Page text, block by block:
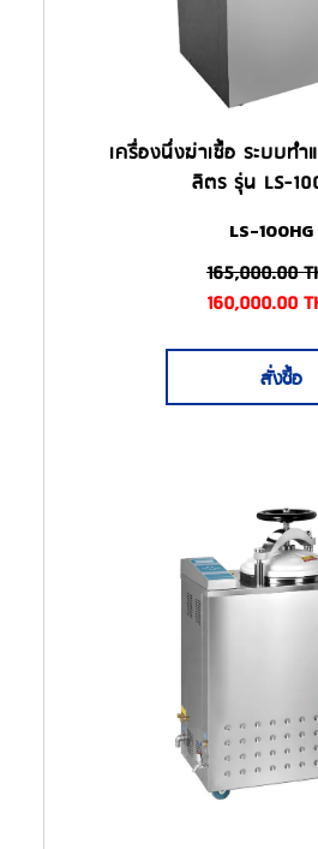
เครื่องนึ่งฆ่าเชื้อ ระบบท
ลิตร รุ่น LS-
LS-100HG
165,000.00
160,000.00
สั่งซื้อ